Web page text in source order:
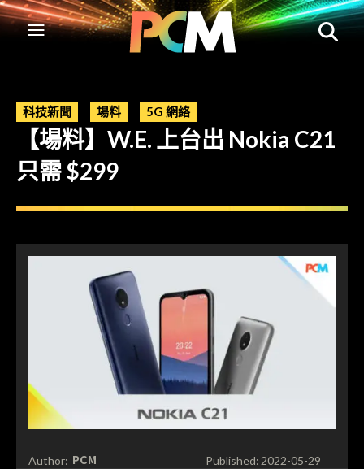
科技新聞 場料 5G 網絡
【場料】W.E. 上台出 Nokia C21
只需 $299
Author: PCM Published: 2022-05-29